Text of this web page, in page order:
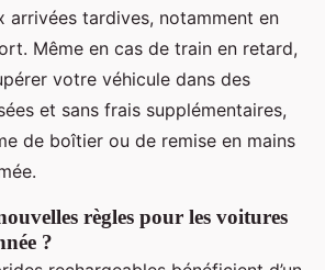
arrivées tardives, notamment en
Même en cas de train en retard,
votre véhicule dans des
et sans frais supplémentaires,
de boîtier ou de remise en mains
règles pour les voitures
?